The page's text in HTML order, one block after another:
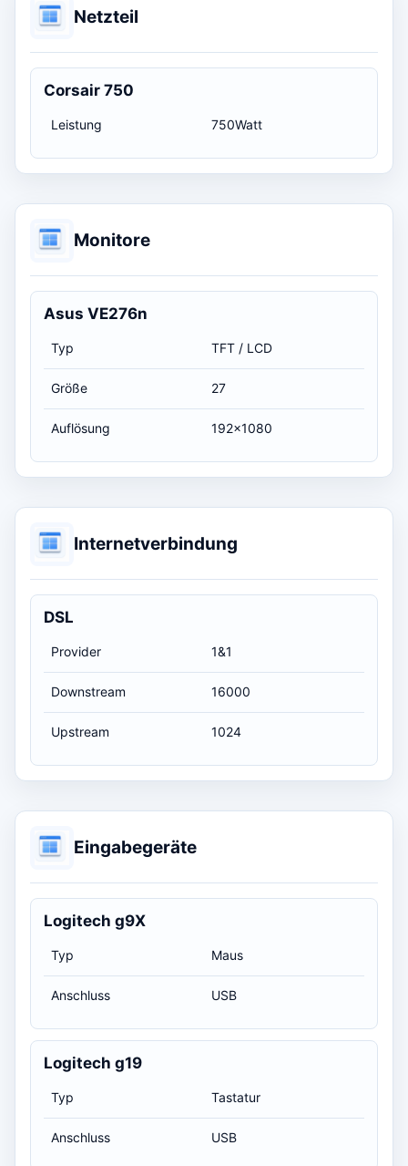
Netzteil
Corsair 750
Leistung 750Watt
Monitore
Asus VE276n
Typ TFT / LCD
Größe 27
Auflösung 192x1080
Internetverbindung
DSL
Provider 1&1
Downstream 16000
Upstream 1024
Eingabegeräte
Logitech g9X
Typ Maus
Anschluss USB
Logitech g19
Typ Tastatur
Anschluss USB